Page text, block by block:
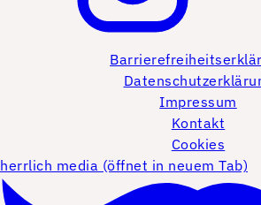
Impressum
Kontakt
Cookies
herrlich media (öffnet in neuem Tab)